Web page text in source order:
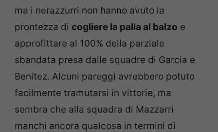
ma i nerazzurri non hanno avuto la
prontezza di cogliere la palla al balzo e
approfittare al 100% della parziale
sbandata presa dalle squadre di Garcia e
Benitez. Alcuni pareggi avrebbero potuto
facilmente tramutarsi in vittorie, ma
sembra che alla squadra di Mazzarri
manchi ancora qualcosa in termini di